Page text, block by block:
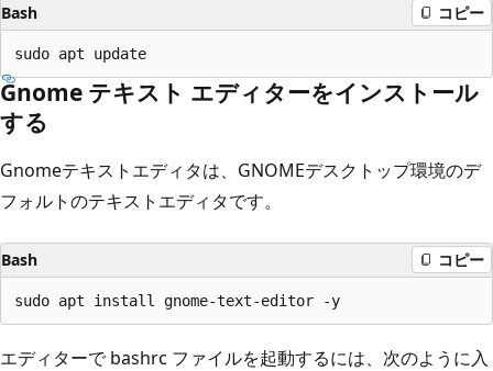
Bash コピー
Gnome テキスト エディターをインストール
する
Gnomeテキストエディタは、GNOMEデスクトップ環境のデ
フォルトのテキストエディタです。
Bash コピー
エディターで bashrc ファイルを起動するには、次のように入